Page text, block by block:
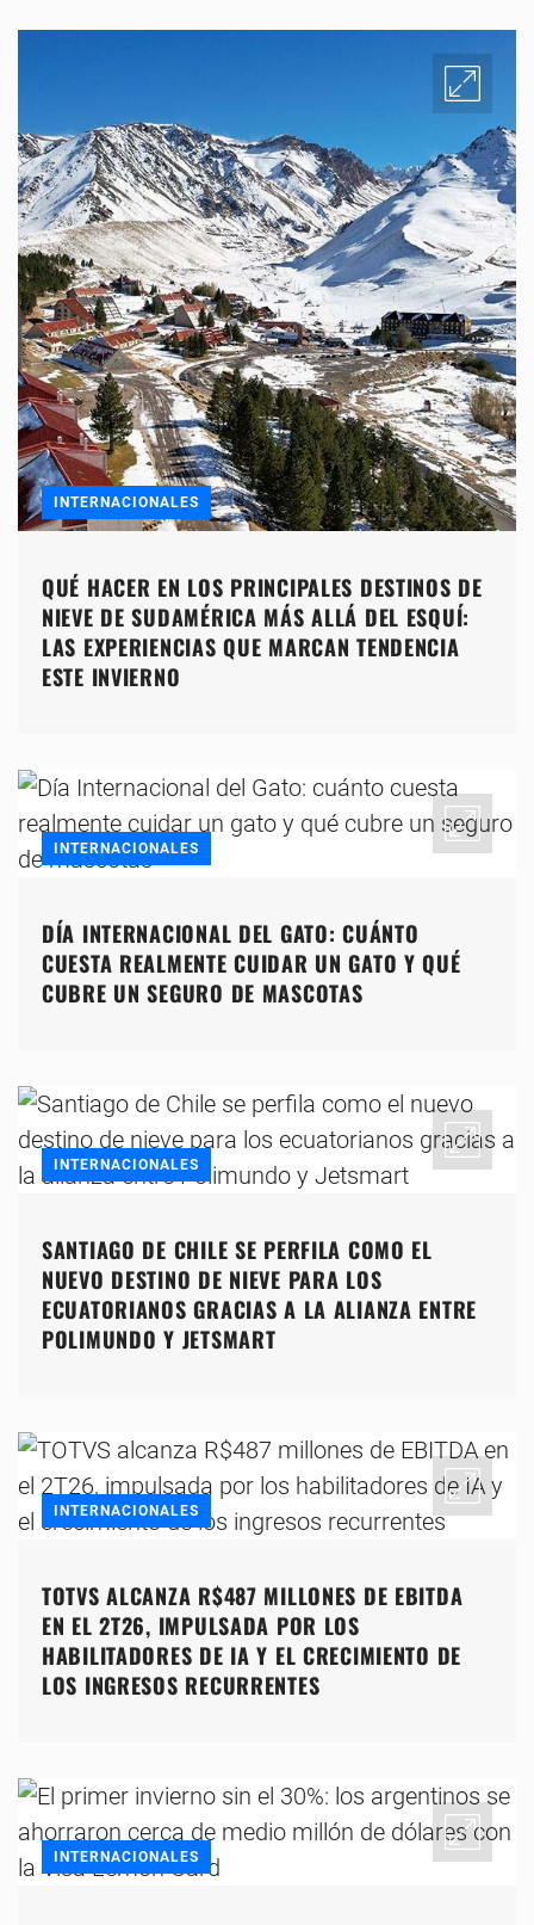
INTERNACIONALES
QUÉ HACER EN LOS PRINCIPALES DESTINOS DE
NIEVE DE SUDAMÉRICA MÁS ALLÁ DEL ESQUÍ:
LAS EXPERIENCIAS QUE MARCAN TENDENCIA
ESTE INVIERNO
INTERNACIONALES
DÍA INTERNACIONAL DEL GATO: CUÁNTO
CUESTA REALMENTE CUIDAR UN GATO Y QUÉ
CUBRE UN SEGURO DE MASCOTAS
INTERNACIONALES
SANTIAGO DE CHILE SE PERFILA COMO EL
NUEVO DESTINO DE NIEVE PARA LOS
ECUATORIANOS GRACIAS A LA ALIANZA ENTRE
POLIMUNDO Y JETSMART
INTERNACIONALES
TOTVS ALCANZA R$487 MILLONES DE EBITDA
EN EL 2T26, IMPULSADA POR LOS
HABILITADORES DE IA Y EL CRECIMIENTO DE
LOS INGRESOS RECURRENTES
INTERNACIONALES